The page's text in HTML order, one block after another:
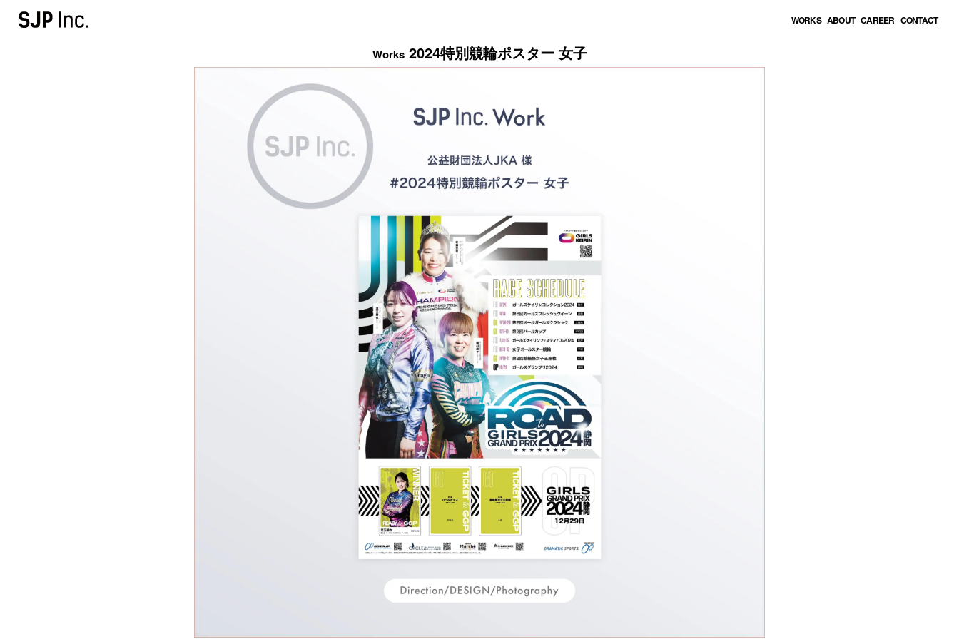
WORKS ABOUT CAREER CONTACT
Works 2024特別競輪ポスター 女子